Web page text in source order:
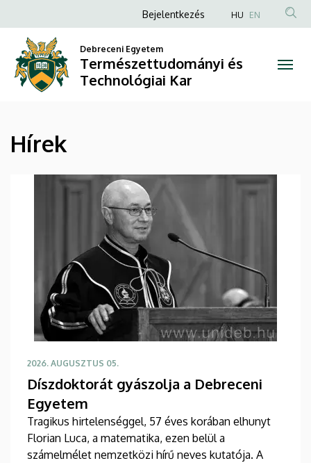
Természettudományi
Technológiai
Kar
a
tartalomra
Anonim
fiók
menüje
Bejelentkezés HU EN
Debreceni Egyetem
Természettudományi és
Technológiai Kar
Hírek
2026. AUGUSZTUS 05.
Díszdoktorát gyászolja a Debreceni
Egyetem
Tragikus hirtelenséggel, 57 éves korában elhunyt
Florian Luca, a matematika, ezen belül a
számelmélet nemzetközi hírű neves kutatója. A